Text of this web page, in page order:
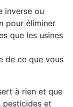
inverse ou
pour éliminer
que les usines
de ce que vous
à rien et que
pesticides et